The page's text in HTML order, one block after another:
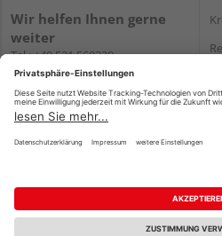
Wir helfen Ihnen gerne
weiter
Tel.:+49 521 560320
E-Mail:shop@holzland-
brinkmann.de
Impressum AGB
Reservierungsbedingungen